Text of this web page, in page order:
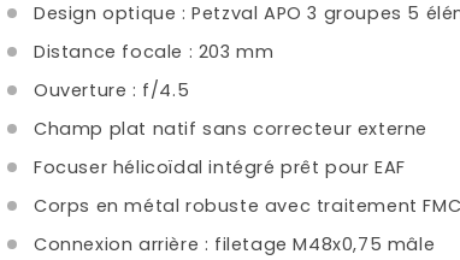
Design optique : Petzval APO 3 groupes 5
Distance focale : 203 mm
Ouverture : f/4.5
Champ plat natif sans correcteur externe
Focuser hélicoïdal intégré prêt pour EAF
Corps en métal robuste avec traitement FMC
Connexion arrière : filetage M48x0,75 mâle